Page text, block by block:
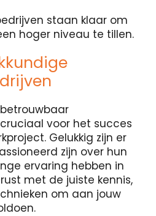
staan klaar om
hoger niveau te tillen.
voor het succes
Gelukkig zijn er
zijn over hun
ervaring hebben in
met de juiste kennis,
om aan jouw